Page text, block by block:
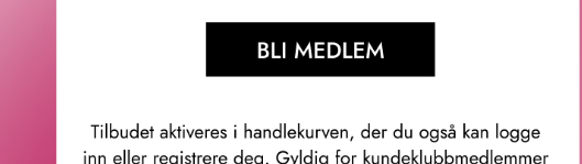
guidede løsninger. Allergitestet. 100% parfymefri.